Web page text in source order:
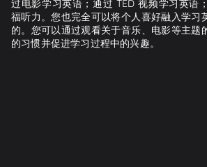
过电影学习英语；通过 TED 视频学习英语
福听力。您也完全可以将个人喜好融入学习
的。您可以通过观看关于音乐、电影等主题
的习惯并促进学习过程中的兴趣。